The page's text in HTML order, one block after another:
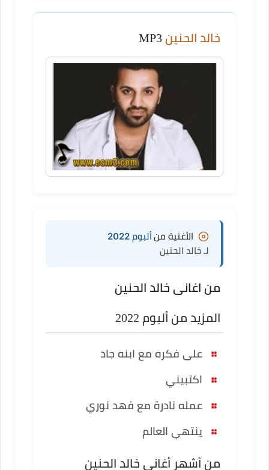
خالد الحنين
الأغنية منألبوم 2022
لـ خالد الحنين
من اغانى خالد الحنين
المزيد من ألبوم 2022
على فكره مع ابنه جاد
اكتبيني
عمله نادرة مع فهد نوري
ينتهي العالم
من أشهر أغاني خالد الحنين